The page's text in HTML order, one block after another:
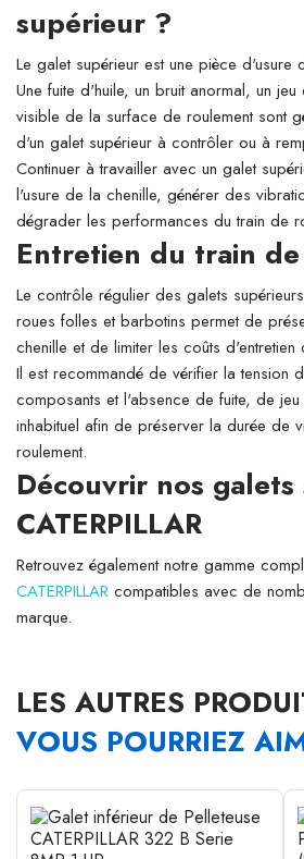
supérieur ?
Le galet supérieur est une pièce d'usure
Une fuite d'huile, un bruit anormal, un
visible de la surface de roulement sont
d'un galet supérieur à contrôler ou à
Continuer à travailler avec un galet
l'usure de la chenille, générer des
dégrader les performances du train de
Entretien du train
Le contrôle régulier des galets
roues folles et barbotins permet de
chenille et de limiter les coûts d'entretien
Il est recommandé de vérifier la tension
composants et l'absence de fuite, de
inhabituel afin de préserver la durée de
roulement.
Découvrir nos
CATERPILLAR
Retrouvez également notre gamme
CATERPILLAR compatibles avec de
marque.
LES AUTRES
VOUS POURRIEZ